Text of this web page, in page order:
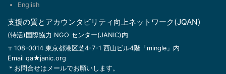
English
支援の質とアカウンタビリティ向上ネットワーク(JQAN)
(特活)国際協力 NGO センター(JANIC)内
〒108-0014 東京都港区芝4-7-1 西山ビル4階「mingle」内
Email qa★janic.org
＊お問合せはメールでお願いします。